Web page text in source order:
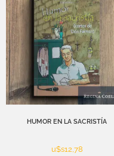
HUMOR EN LA SACRISTÍA
u$s12,78